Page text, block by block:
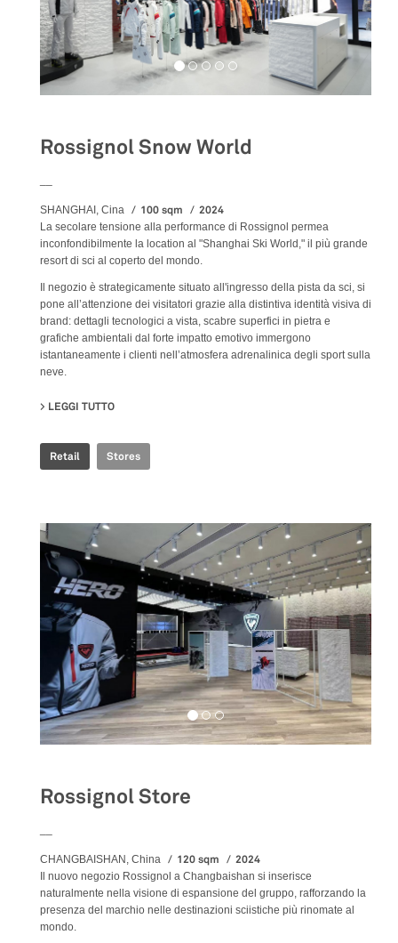
Rossignol Snow World
SHANGHAI, Cina 100 sqm 2024
La secolare tensione alla performance di Rossignol permea
inconfondibilmente la location al "Shanghai Ski World," il più grande
resort di sci al coperto del mondo.
Il negozio è strategicamente situato all'ingresso della pista da sci, si
pone all’attenzione dei visitatori grazie alla distintiva identità visiva di
brand: dettagli tecnologici a vista, scabre superfici in pietra e
grafiche ambientali dal forte impatto emotivo immergono
istantaneamente i clienti nell’atmosfera adrenalinica degli sport sulla
neve.
LEGGI TUTTO
Retail Stores
Rossignol Store
CHANGBAISHAN, China 120 sqm 2024
Il nuovo negozio Rossignol a Changbaishan si inserisce
naturalmente nella visione di espansione del gruppo, rafforzando la
presenza del marchio nelle destinazioni sciistiche più rinomate al
mondo.